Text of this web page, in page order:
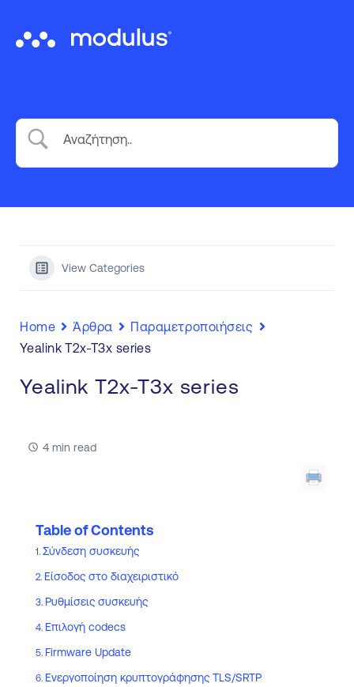
Cloud Τηλεφωνικό Κέντρο
Messaging Platform
View Categories
Home Άρθρα
Παραμετροποιήσεις
Yealink T2x-T3x series
Yealink T2x-T3x series
4 min read
Table of Contents
Σύνδεση συσκευής
Είσοδος στο διαχειριστικό
Ρυθμίσεις συσκευής
Επιλογή codecs
Firmware Update
Ενεργοποίηση κρυπτογράφησης TLS/SRTP